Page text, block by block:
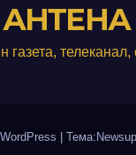
АНТЕНА
телеканал,